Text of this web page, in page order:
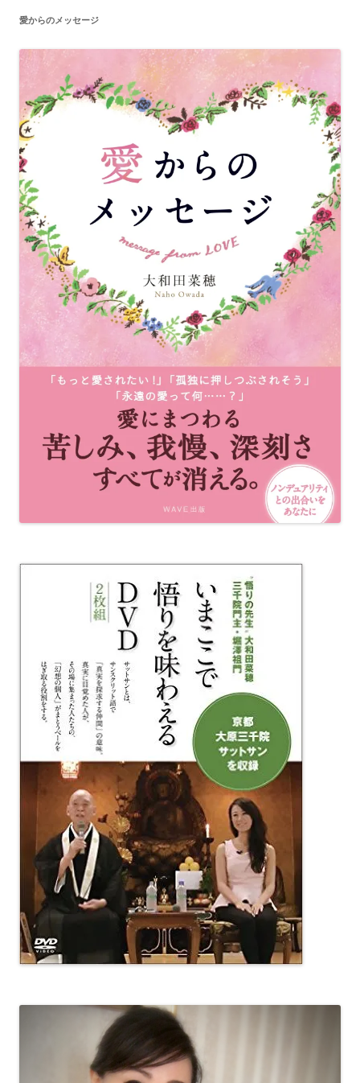
愛からのメッセージ